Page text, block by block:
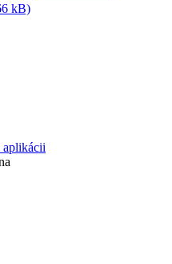
kB)
aplikácii